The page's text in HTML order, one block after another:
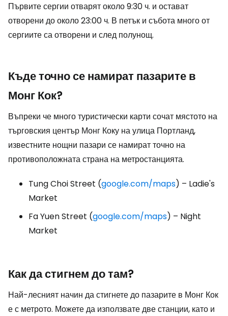
Първите сергии отварят около 9:30 ч. и остават
отворени до около 23:00 ч. В петък и събота много от
сергиите са отворени и след полунощ.
Къде точно се намират пазарите в
Монг Кок?
Въпреки че много туристически карти сочат мястото на
търговския център Монг Коку на улица Портланд,
известните нощни пазари се намират точно на
противоположната страна на метростанцията.
Tung Choi Street (google.com/maps) – Ladie's
Market
Fa Yuen Street (google.com/maps) – Night
Market
Как да стигнем до там?
Най-лесният начин да стигнете до пазарите в Монг Кок
е с метрото. Можете да използвате две станции, като и